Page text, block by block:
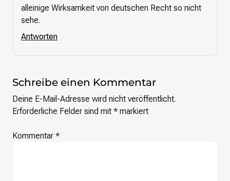
alleinige Wirksamkeit von deutschen Recht so nicht
sehe.
Antworten
Schreibe einen Kommentar
Deine E-Mail-Adresse wird nicht veröffentlicht.
Erforderliche Felder sind mit * markiert
Kommentar *